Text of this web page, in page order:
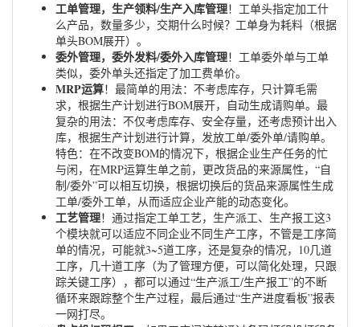
工单管理，生产领料/生产入库管理！工单头指定加工什
么产品，数量多少，交期什么时候？工单身为耗料（根据
单头BOM展开）。
委外管理，委外发料/委外入库管理！工单委外单与工单
类似，委外单头还指定了加工费单价。
MRP运算！最简单的用法：不考虑库存，只计算毛需
求，根据生产计划进行BOM展开，自动生成请购单。最
复杂的用法：不仅考虑库存、安全存量，还考虑预计出入
库，根据生产计划进行计算，发放工单/委外单/请购单。
特色：在不改变BOM的情况下，根据企业生产任务的忙
与闲，在MRP运算生单之前，更改货品的来源属性，“自
制/委外”可以相互切换，根据切换后的货品来源属性生成
工单/委外工单，从而适应企业产能的动态变化。
工艺管理！通过指定工单工艺，生产派工、生产报工这3
个模块就可以适应不同企业不同生产工序，不管是工序简
单的情况，可能就3~5道工序，还是复杂的情况，10几道
工序，几十道工序（为了管理方便，可以简化处理，只跟
踪关键工序），都可以通过“生产派工/生产报工”的不断
循环来跟踪整个生产过程，最后通过“生产进度看板”报表
一网打尽。